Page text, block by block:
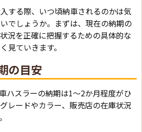
する際、いつ頃納車されるのかは気
でしょうか。まずは、現在の納期の
況を正確に把握するための具体的な
見ていきます。
の目安
ハスラーの納期は1〜2か月程度がひ
レードやカラー、販売店の在庫状況